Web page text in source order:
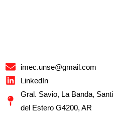
imec.unse@gmail.com
LinkedIn
Gral. Savio, La Banda,
del Estero G4200, AR